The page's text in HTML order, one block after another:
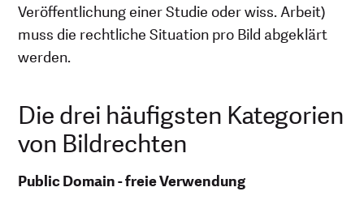
Veröffentlichung einer Studie oder wiss. Arbeit)
muss die rechtliche Situation pro Bild abgeklärt
werden.
Die drei häufigsten Kategorien
von Bildrechten
Public Domain - freie Verwendung